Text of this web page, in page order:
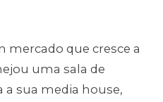
mercado que cresce a
uma sala de
a sua media house,